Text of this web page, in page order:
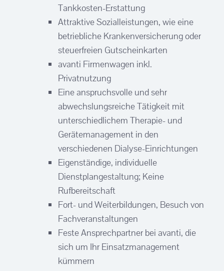
Tankkosten-Erstattung
Attraktive Sozialleistungen, wie eine
betriebliche Krankenversicherung oder
steuerfreien Gutscheinkarten
avanti Firmenwagen inkl.
Privatnutzung
Eine anspruchsvolle und sehr
abwechslungsreiche Tätigkeit mit
unterschiedlichem Therapie- und
Gerätemanagement in den
verschiedenen Dialyse-Einrichtungen
Eigenständige, individuelle
Dienstplangestaltung; Keine
Rufbereitschaft
Fort- und Weiterbildungen, Besuch von
Fachveranstaltungen
Feste Ansprechpartner bei avanti, die
sich um Ihr Einsatzmanagement
kümmern